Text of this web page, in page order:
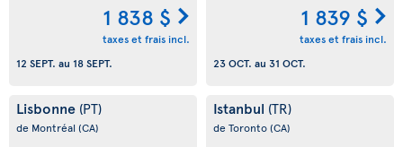
1 838 $
taxes et frais incl.
12 SEPT. au 18 SEPT.
1 839 $
taxes et frais incl.
23 OCT. au 31 OCT.
Lisbonne (PT)
de Montréal (CA)
Istanbul (TR)
de Toronto(CA)